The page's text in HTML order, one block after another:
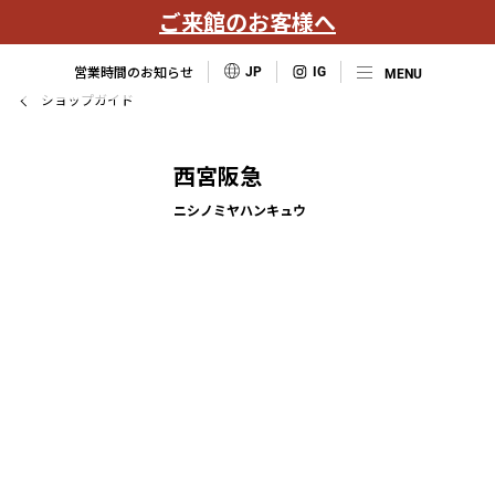
ご来館のお客様へ
営業時間のお知らせ JP
ショップガイド
西宮阪急
ニシノミヤハンキュウ